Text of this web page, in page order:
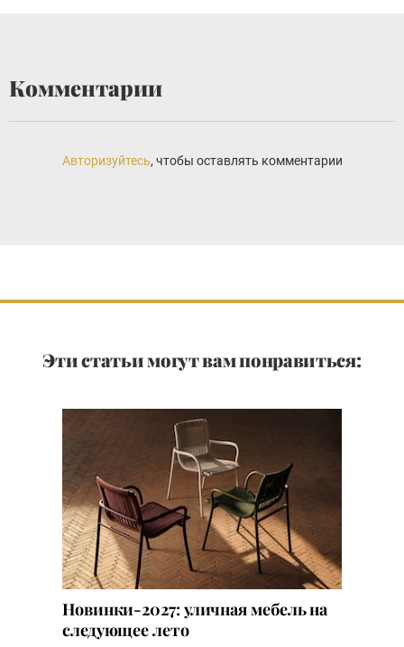
Комментарии
Авторизуйтесь, чтобы оставлять комментарии
Эти статьи могут вам понравиться:
Новинки-2027: уличная мебель на
следующее лето